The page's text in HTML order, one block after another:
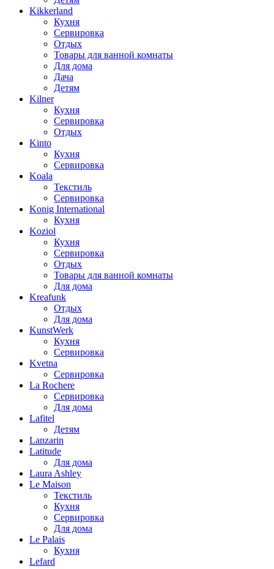
Kikkerland
Кухня
Сервировка
Отдых
Товары для ванной комнаты
Для дома
Дача
Детям
Kilner
Кухня
Сервировка
Отдых
Kinto
Кухня
Сервировка
Koala
Текстиль
Сервировка
Konig International
Кухня
Koziol
Кухня
Сервировка
Отдых
Товары для ванной комнаты
Для дома
Kreafunk
Отдых
Для дома
KunstWerk
Кухня
Сервировка
Kvetna
Сервировка
La Rochere
Сервировка
Для дома
Lafitel
Детям
Lanzarin
Latitude
Для дома
Laura Ashley
Le Maison
Текстиль
Кухня
Сервировка
Для дома
Le Palais
Кухня
Lefard